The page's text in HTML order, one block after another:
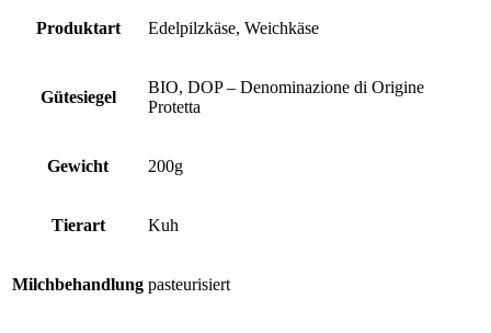
Produktart Edelpilzkäse, Weichkäse
Gütesiegel
BIO, DOP – Denominazione di Origine
Protetta
Gewicht 200g
Tierart Kuh
Milchbehandlung pasteurisiert